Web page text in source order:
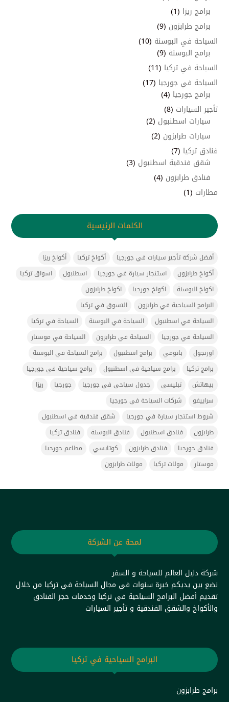
برامج ريزا (1)
برامج طرابزون (9)
السياحة في البوسنة (10)
برامج البوسنة (9)
السياحة في تركيا (11)
السياحة في جورجيا (17)
برامج جورجيا (4)
تأجير السيارات (8)
سيارات اسطنبول (2)
سيارات طرابزون (2)
فنادق تركيا (7)
شقق فندقية اسطنبول (3)
فنادق طرابزون (4)
مطارات (1)
الكلمات الرئيسية
أفضل شركة تأجير سيارات في جورجيا أكواخ تركيا
أكواخ ريزا
أكواخ طرابزون
استئجار سيارة في جورجيا اسطنبول
اسواق تركيا
اكواخ البوسنة
اكواخ جورجيا
اكواخ طرابزون
البرامج السياحية في طرابزون
التسوق في تركيا
السياحة في اسطنبول
السياحة في البوسنة
السياحة في تركيا
السياحة في جورجيا
السياحة في طرابزون
السياحة في موستار
اوزنجول
باتومي برامج اسطنبول
برامج السياحة في البوسنة
برامج تركيا
برامج سياحية في اسطنبول
برامج سياحية في جورجيا
بيهاتش
تبليسي جدول سياحي في جورجيا جورجيا
ريزا
سراييفو
شركات السياحة في جورجيا
شروط استئجار سيارة في جورجيا
شقق فندقية في اسطنبول
طرابزون
فنادق اسطنبول فنادق البوسنة
فنادق تركيا
فنادق جورجيا
فنادق طرابزون كوتايسي
مطاعم جورجيا
موستار
مولات تركيا مولات طرابزون
لمحة عن الشركة
شركة دليل العالم للسياحة و السفر
نضع بين يديكم خبرة سنوات في مجال السياحة في تركيا من خلال
تقديم أفضل البرامج السياحية في تركيا وخدمات حجز الفنادق
والأكواخ والشقق الفندقية و تأجير السيارات
البرامج السياحية في تركيا
برامج طرابزون